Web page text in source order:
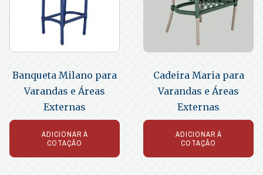
Banqueta Milano para
Varandas e Áreas
Externas
ADICIONAR À
COTAÇÃO
Cadeira Maria para
Varandas e Áreas
Externas
ADICIONAR À
COTAÇÃO